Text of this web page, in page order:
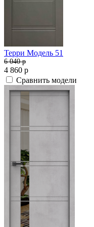
Терри Модель 51
6 040p
4 860 p
Сравнить модели